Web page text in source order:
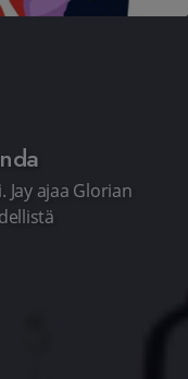
ajaa Glorian